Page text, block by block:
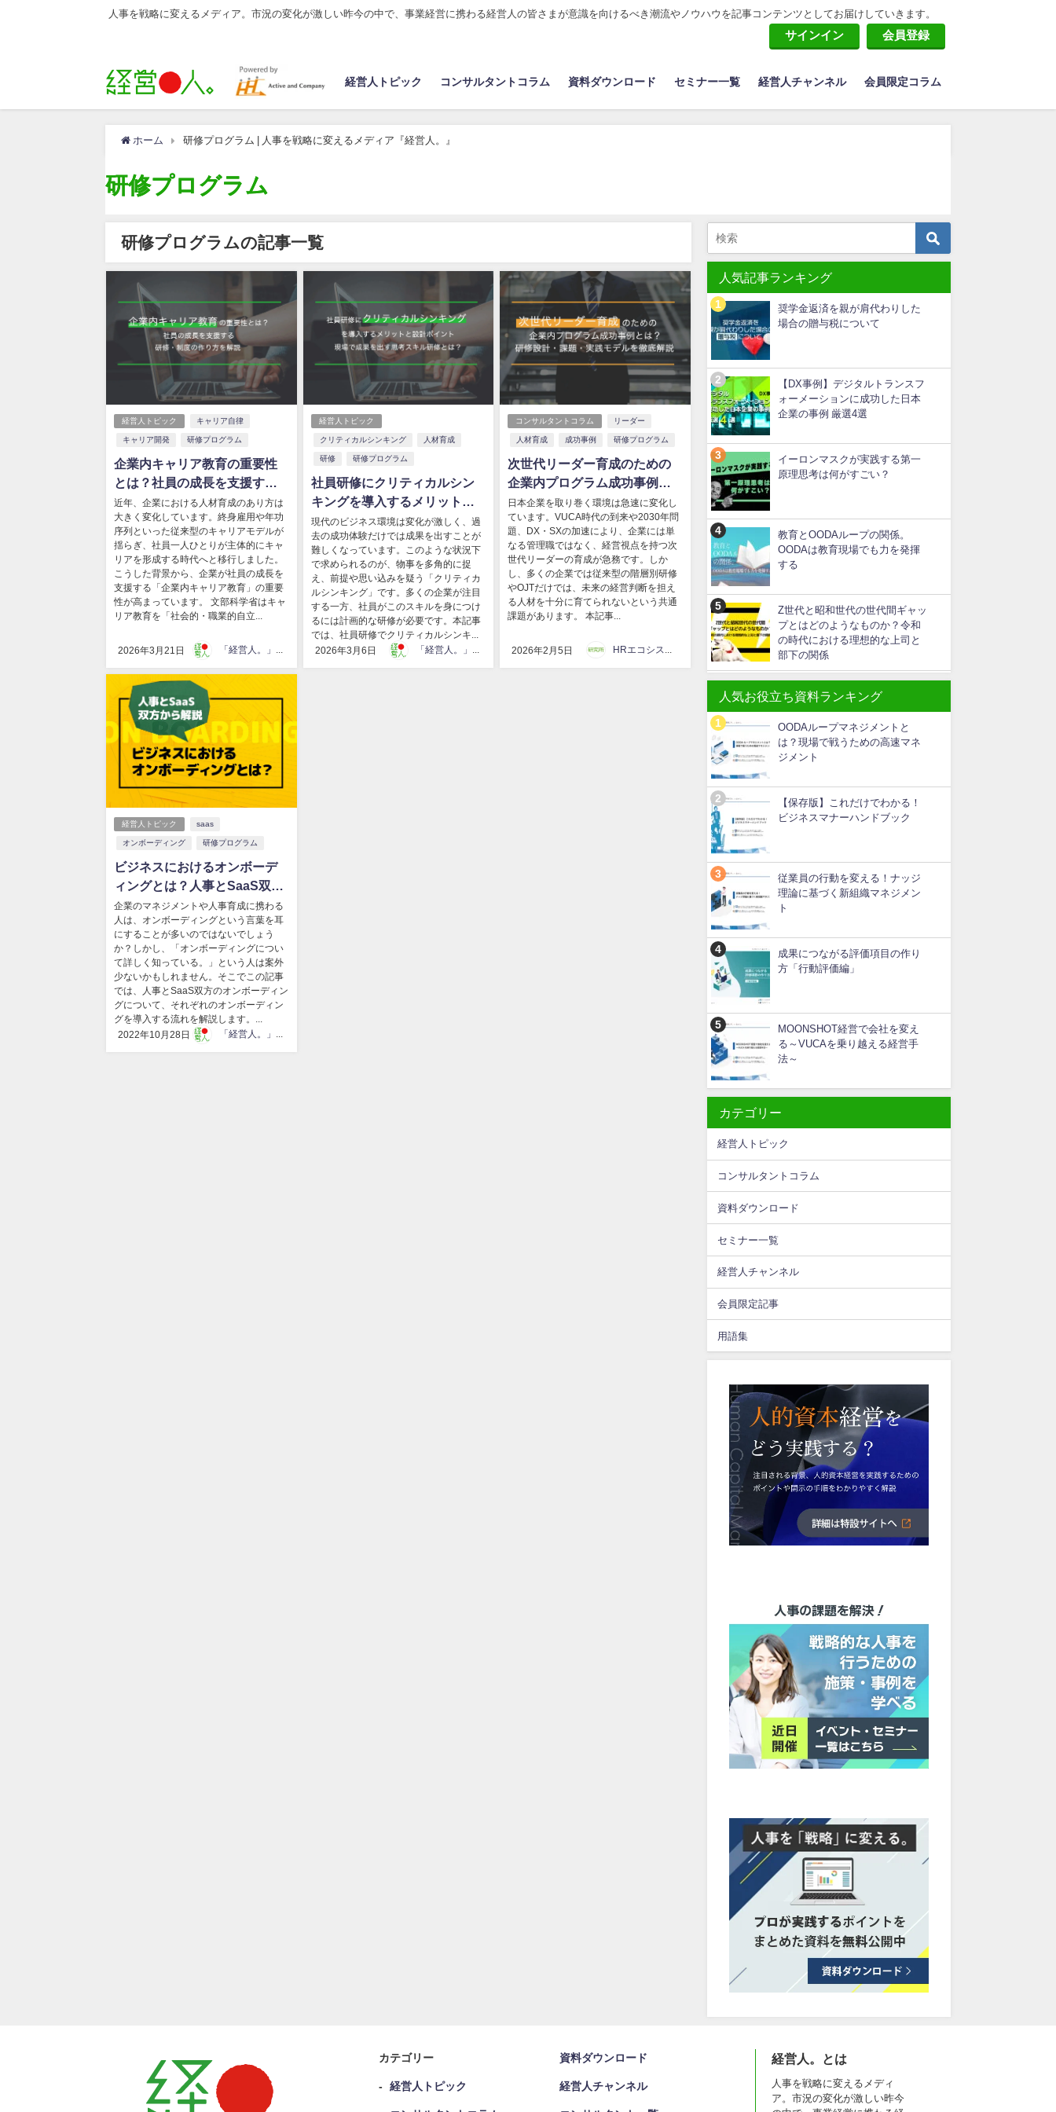
人事を戦略に変えるメディア。市況の変化が激しい昨今の中で、事業経営に携わる経営人の皆さまが意識を向けるべき潮流やノウハウを記事コンテンツとしてお届けしていきます。
サインイン 会員登録
経営人トピック コンサルタントコラム 資料ダウンロード セミナー一覧 経営人チャンネル 会員限定コラム
ホーム 研修プログラム | 人事を戦略に変えるメディア『経営人。』
研修プログラム
研修プログラムの記事一覧
経営人トピック キャリア自律
キャリア開発 研修プログラム
企業内キャリア教育の重要性
とは？社員の成長を支援する
研修・制度の作り方を解説
近年、企業における人材育成のあり方は
大きく変化しています。終身雇用や年功
序列といった従来型のキャリアモデルが
揺らぎ、社員一人ひとりが主体的にキャ
リアを形成する時代へと移行しました。
こうした背景から、企業が社員の成長を
支援する「企業内キャリア教育」の重要
性が高まっています。 文部科学省はキャ
リア教育を「社会的・職業的自立...
2026年3月21日
経営人トピック
クリティカルシンキング 人材育成
研修 研修プログラム
社員研修にクリティカルシン
キングを導入するメリットと
設計ポイント｜現場で成果を
出す思考スキル研修とは？
現代のビジネス環境は変化が激しく、過
去の成功体験だけでは成果を出すことが
難しくなっています。このような状況下
で求められるのが、物事を多角的に捉
え、前提や思い込みを疑う「クリティカ
ルシンキング」です。多くの企業が注目
する一方、社員がこのスキルを身につけ
るには計画的な研修が必要です。本記事
では、社員研修でクリティカルシンキ...
2026年3月6日
コンサルタントコラム リーダー
人材育成 成功事例 研修プログラム
次世代リーダー育成のための
企業内プログラム成功事例と
は？研修設計・課題・実践モ
デルを徹底解説
日本企業を取り巻く環境は急速に変化し
ています。VUCA時代の到来や2030年問
題、DX・SXの加速により、企業には単
なる管理職ではなく、経営視点を持つ次
世代リーダーの育成が急務です。しか
し、多くの企業では従来型の階層別研修
やOJTだけでは、未来の経営判断を担え
る人材を十分に育てられないという共通
課題があります。 本記事...
2026年2月5日
経営人トピック saas
オンボーディング 研修プログラム
ビジネスにおけるオンボーデ
ィングとは？人事とSaaS双方
から解説
企業のマネジメントや人事育成に携わる
人は、オンボーディングという言葉を耳
にすることが多いのではないでしょう
か？しかし、「オンボーディングについ
て詳しく知っている。」という人は案外
少ないかもしれません。そこでこの記事
では、人事とSaaS双方のオンボーディン
グについて、それぞれのオンボーディン
グを導入する流れを解説します。...
2022年10月28日
人気記事ランキング
奨学金返済を親が肩代わりした
場合の贈与税について
【DX事例】デジタルトランスフ
ォーメーションに成功した日本
企業の事例 厳選4選
イーロンマスクが実践する第一
原理思考は何がすごい？
教育とOODAループの関係。
OODAは教育現場でも力を発揮
する
Z世代と昭和世代の世代間ギャッ
プとはどのようなものか？令和
の時代における理想的な上司と
部下の関係
人気お役立ち資料ランキング
OODAループマネジメントと
は？現場で戦うための高速マネ
ジメント
【保存版】これだけでわかる！
ビジネスマナーハンドブック
従業員の行動を変える！ナッジ
理論に基づく新組織マネジメン
ト
成果につながる評価項目の作り
方「行動評価編」
MOONSHOT経営で会社を変え
る～VUCAを乗り越える経営手
法～
カテゴリー
経営人トピック
コンサルタントコラム
資料ダウンロード
セミナー一覧
経営人チャンネル
会員限定記事
用語集
カテゴリー
経営人トピック
資料ダウンロード
経営人チャンネル
経営人。とは
人事を戦略に変えるメディ
ア。市況の変化が激しい昨今